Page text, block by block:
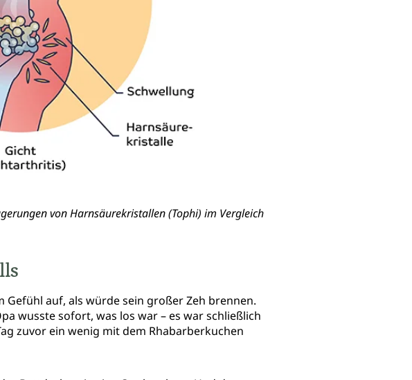
von Harnsäurekristallen (Tophi) im Vergleich
auf, als würde sein großer Zeh brennen.
wusste sofort, was los war – es war schließlich
zuvor ein wenig mit dem Rhabarberkuchen